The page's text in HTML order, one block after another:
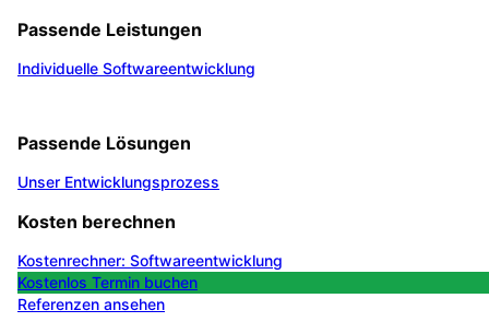
Passende Leistungen
Individuelle Softwareentwicklung
Passende Lösungen
Unser Entwicklungsprozess
Kosten berechnen
Kostenrechner: Softwareentwicklung
Kostenlos Termin buchen
Referenzen ansehen